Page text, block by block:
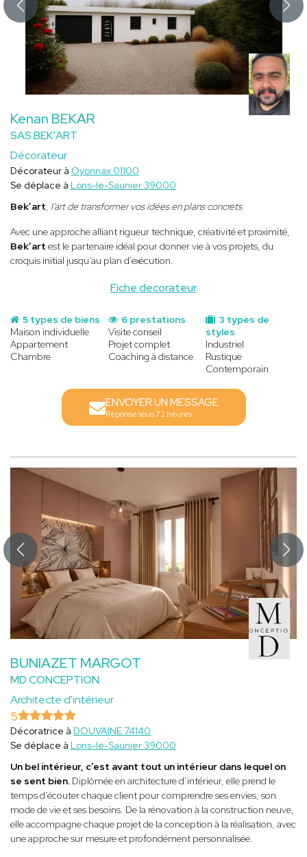
Kenan BEKAR
SAS BEK'ART
Décorateur
Fiche decorateur
Décorateur à Oyonnax 01100
Se déplace à Lons-le-Saunier 39000
Bek’art l’art de transformer vos idées en plans concrets
Avec une approche alliant rigueur technique, créativité et proximité,
Bek’art est le partenaire idéal pour donner vie à vos projets, du
croquis initial jusqu’au plan d’exécution.
5 types de biens
Maison individuelle
Appartement
Chambre
3 types de
styles
Industriel
Rustique
Contemporain
6 prestations
Visite conseil
Projet complet
Coaching à distance
ENVOYER UN MESSAGE
Réponse sous 72 heures
BUNIAZET MARGOT
MD CONCEPTION
Architecte d'intérieur
5
Décoratrice à DOUVAINE 74140
Se déplace à Lons-le-Saunier 39000
Un bel intérieur, c’est avant tout un intérieur dans lequel on
se sent bien. Diplômée en architecture d’intérieur, elle prend le
temps d’écouter chaque client pour comprendre ses envies, son
mode de vie et ses besoins. De la rénovation à la construction neuve,
elle accompagne chaque projet de la conception à la réalisation, avec
une approche sur mesure et profondément personnalisée.